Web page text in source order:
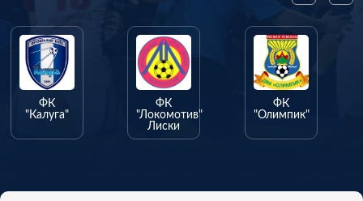
ФК
"Калуга"
ФК
"Локомотив"
Лиски
ФК
"Олимпик"